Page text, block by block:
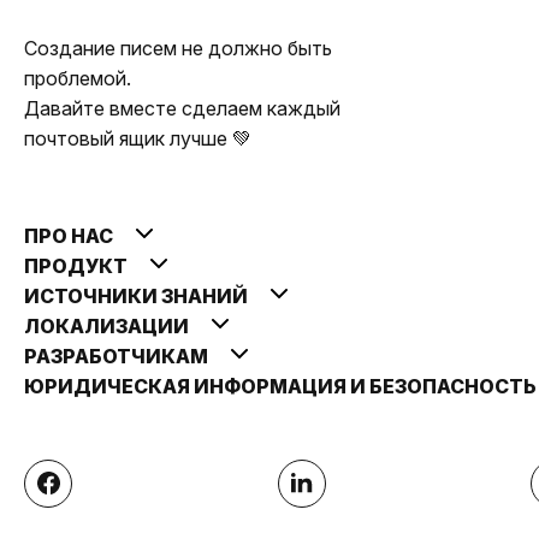
Создание писем не должно быть
проблемой.
Давайте вместе сделаем каждый
почтовый ящик лучше 💚
ПРО НАС
ПРОДУКТ
ИСТОЧНИКИ ЗНАНИЙ
ЛОКАЛИЗАЦИИ
РАЗРАБОТЧИКАМ
ЮРИДИЧЕСКАЯ ИНФОРМАЦИЯ И БЕЗОПАСНОСТЬ